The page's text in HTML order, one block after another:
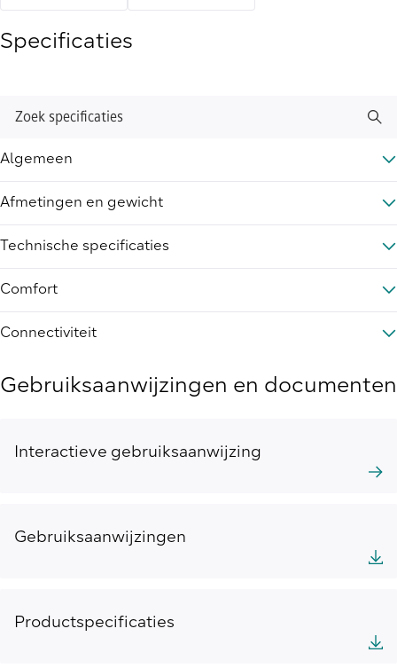
Specificaties
Zoek specificaties
Algemeen
Afmetingen en gewicht
Technische specificaties
Comfort
Connectiviteit
Gebruiksaanwijzingen en documenten
Interactieve gebruiksaanwijzing
Gebruiksaanwijzingen
Productspecificaties